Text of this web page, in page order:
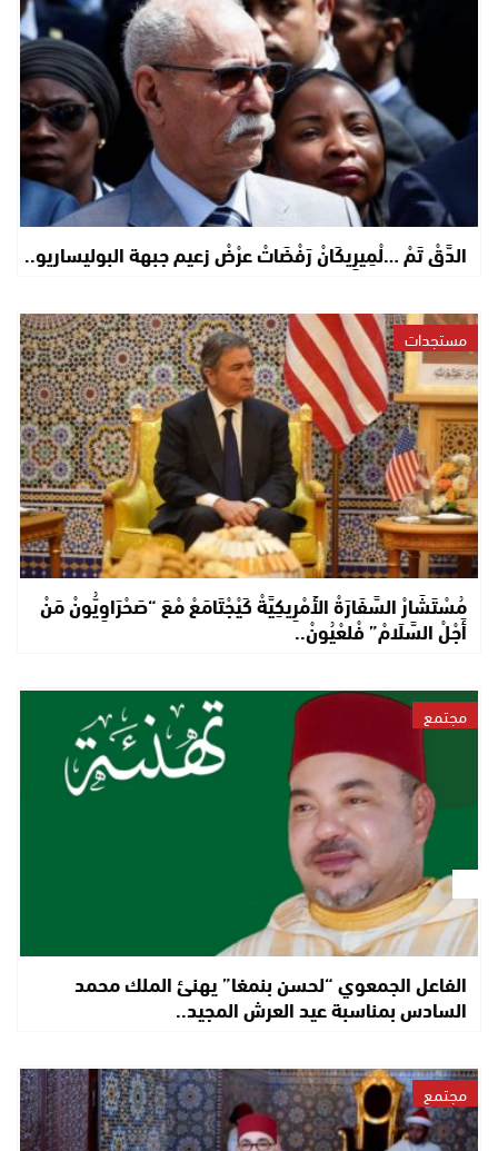
الدَّقْ تَمْ …لْمِيرِيكَانْ رَفْضَاتْ عرْضْ زعيم جبهة البوليساريو..
مستجدات
مُسْتَشَارْ السَّفَارَةْ الأَمْرِيكِيَّةْ كَيْجْتَامَعْ مْعَ “صَحْرَاوِيُّونْ مَنْ
أَجْلْ السَّلَامْ” فْلعْيُونْ..
مجتمع
الفاعل الجمعوي “لحسن بنمغا” يهنئ الملك محمد
السادس بمناسبة عيد العرش المجيد..
مجتمع